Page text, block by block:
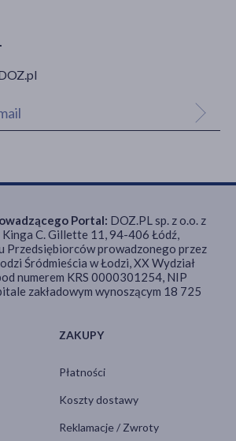
ZAKUPY
Płatności
Koszty dostawy
Reklamacje / Zwroty
Portal: DOZ.PL sp. z o.o. z
Kinga C. Gillette 11, 94-406 Łódź,
Przedsiębiorców prowadzonego przez
Śródmieścia w Łodzi, XX Wydział
numerem KRS 0000301254, NIP
zakładowym wynoszącym 18 725